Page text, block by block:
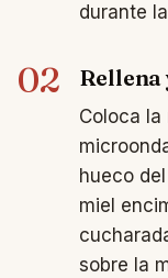
durante
02 Rellena
Coloca
hueco
miel
sobre la